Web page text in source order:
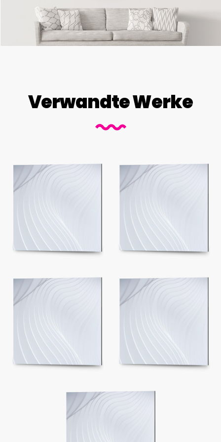
Verwandte Werke